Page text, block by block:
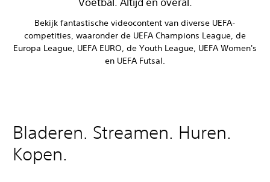
Bekijk fantastische videocontent van diverse UEFA-
competities, waaronder de UEFA Champions League, de
Europa League, UEFA EURO, de Youth League, UEFA Women's
en UEFA Futsal.
Bladeren. Streamen. Huren.
Kopen.